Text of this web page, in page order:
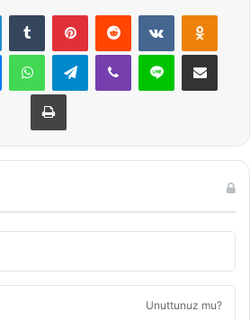
LinkedInTumblr PinterestReddit VKontakte
MessengerWhatsAppTelegramViber Line E-Posta ile
Yazdır
Unuttunuz mu?